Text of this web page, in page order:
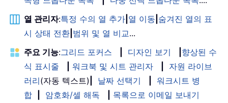
열 관리자:특정 수의 열 추가 열 이동 숨겨진 열의 표
시 상태 전환 범위 및 열 비교...
주요 기능:그리드 포커스 디자인 보기
향상된 수
식 표시줄
워크북 및 시트 관리자
자원 라이브
러리(자동 텍스트) 날짜 선택기
워크시트 병
합
암호화/셀 해독
목록으로 이메일 보내기